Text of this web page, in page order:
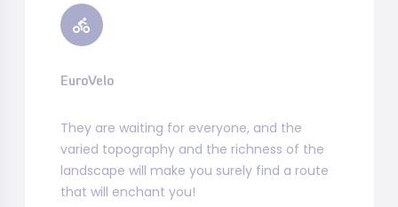
EuroVelo
They are waiting for everyone, and the
varied topography and the richness of the
landscape will make you surely find a route
that will enchant you!